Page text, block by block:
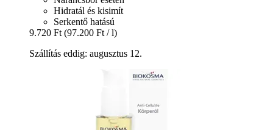
Hidratál és kisimít
Serkentő hatású
9.720 Ft (97.200 Ft / l)
Szállítás eddig: augusztus 12.